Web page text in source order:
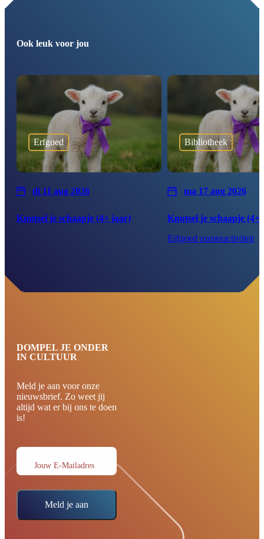
Ook leuk voor jou
Erfgoed
di 11 aug 2026
Knutsel je schaapje (4+ jaar)
Bibliotheek
ma 17 aug 2026
Knutsel je schaapje (4+
Erfgoed zomeractiviteit
DOMPEL JE ONDER
IN CULTUUR
Meld je aan voor onze
nieuwsbrief. Zo weet jij
altijd wat er bij ons te doen
is!
Jouw E-Mailadres
Meld je aan